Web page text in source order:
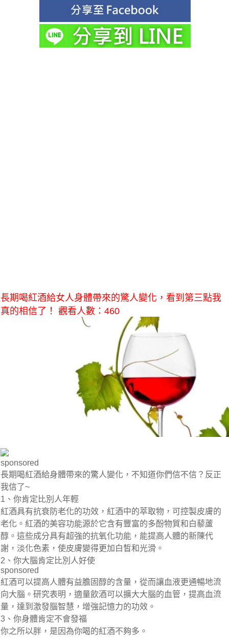
長期喝紅酒給女人身體帶來的驚人變化，看到第三點我
真的相信了！ 觀看人數：460
sponsored
長期喝紅酒給身體帶來的驚人變化，不知道你們信不信？反正
我信了~
1、你肯定比別人年輕
紅酒具有抗衰防老化的功效，紅酒中的萃取物，可控製皮膚的
老化。紅酒的美容功能源於它含有豐富的多酚物質和白藜蘆
醇。這些成分具有超強的抗氧化功能，能提高人體的新陳代
謝，淡化色素，使皮膚變得更加白皙和光滑。
2、你大腦肯定比別人好使
sponsored
紅酒可以提高人體有益膽固醇的含量，從而讓血液更通暢地流
向大腦。研究表明，適量飲酒可以擴大大腦的血管，提高血流
量，達到激發腦智慧，增強記憶力的功效。
3、你身體肯定不會發福
你之所以胖，是因為你喝的紅酒不夠多。